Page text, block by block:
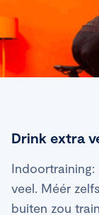
Drink extra
veel. Méér
buiten zou